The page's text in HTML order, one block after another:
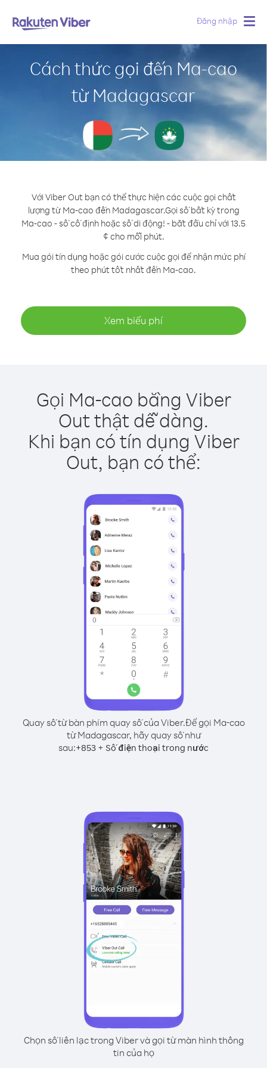
Đăng nhập
Cách thức gọi đến Ma-cao
từ Madagascar
Với Viber Out bạn có thể thực hiện các cuộc gọi chất
lượng từ Ma-cao đến Madagascar.Gọi số bất kỳ trong
Ma-cao - số cố định hoặc số di động! - bắt đầu chỉ với 13.5
¢ cho mỗi phút.
Mua gói tín dụng hoặc gói cước cuộc gọi để nhận mức phí
theo phút tốt nhất đến Ma-cao.
Xem biểu phí
Gọi Ma-cao bằng Viber
Out thật dễ dàng.
Khi bạn có tín dụng Viber
Out, bạn có thể:
Quay số từ bàn phím quay số của Viber.Để gọi Ma-cao
từ Madagascar, hãy quay số như
sau:+853 + Số điện thoại trong nước
Chọn số liên lạc trong Viber và gọi từ màn hình thông
tin của họ